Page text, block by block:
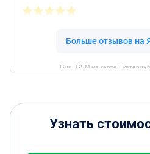
Guru GSM на карте
Узнать